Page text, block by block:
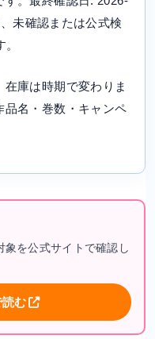
未確認または公式検
庫は時期で変わりま
品名・巻数・キャンペ
を公式サイトで確認し
む